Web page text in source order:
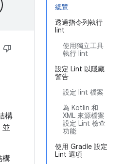
總覽
透過指令列執行
lint
使用獨立工具
執行 lint
設定 Lint 以隱藏
警告
設定 lint 檔案
為 Kotlin 和
XML 來源檔案
設定 Lint 檢查
功能
使用 Gradle 設定
Lint 選項
構
並
構